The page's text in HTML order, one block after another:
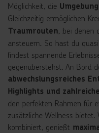
Möglichkeit, die
Gleichzeitig ermöglichen
Traumrouten, bei denen
ansteuern. So hast du
findest spannende
gegenüberstehst. An Bord
abwechslungsreiches
Highlights und
den perfekten Rahmen für
zusätzliche Wellness
kombiniert, genießt